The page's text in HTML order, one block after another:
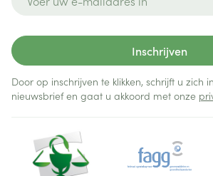
Inschrijven
Door op inschrijven te klikken, schrijft u zich
nieuwsbrief en gaat u akkoord met onze